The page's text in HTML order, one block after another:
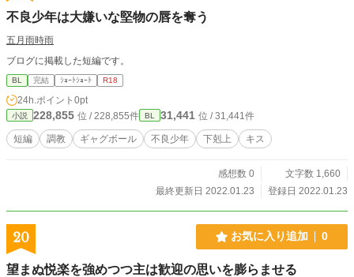
不良少年は大嫌いな堅物の唇を奪う
五月雨時雨
ブログに掲載した短編です。
BL 完結 ｼｮｰﾄｼｮｰﾄ R18
24h.ポイント 0pt
小説 228,855 位 / 228,855件 BL 31,441 位 / 31,441件
短編 調教 ギャグボール 不良少年 下剋上 キス
感想数 0
文字数 1,660
最終更新日 2022.01.23
登録日 2022.01.23
20 お気に入り追加 0
望まぬ悦楽を強めつつ主は歓迎の思いを膨らませる